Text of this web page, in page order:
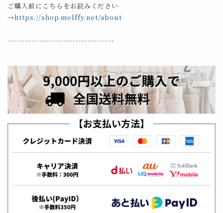
ご購入前にこちらをお読みください
→https://shop.melffy.net/about
------------------------------------